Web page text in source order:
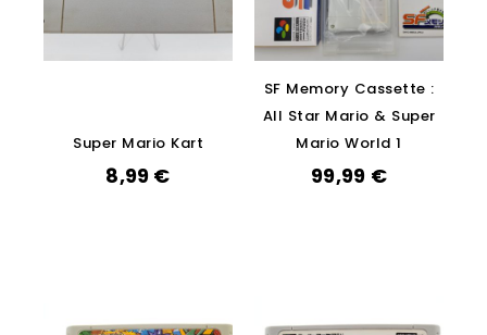
Super Mario Kart
8,99 €
SF Memory Cassette :
All Star Mario & Super
Mario World 1
99,99 €